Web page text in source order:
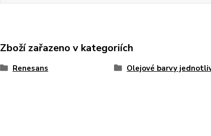
Zboží zařazeno v kategoriích
Renesans Olejové barvy